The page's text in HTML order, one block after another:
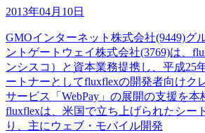
2013年04月10日
GMOインターネット株式会社(9449)グ
ントゲートウェイ株式会社(3769)は、
ンシスコ）と資本業務提携し、平成25
ートナーとしてfluxflexの開発者向けク
サービス「WebPay」の展開の支援を本
fluxflexは、米国で立ち上げられたシー
り、主にウェブ・モバイル開発